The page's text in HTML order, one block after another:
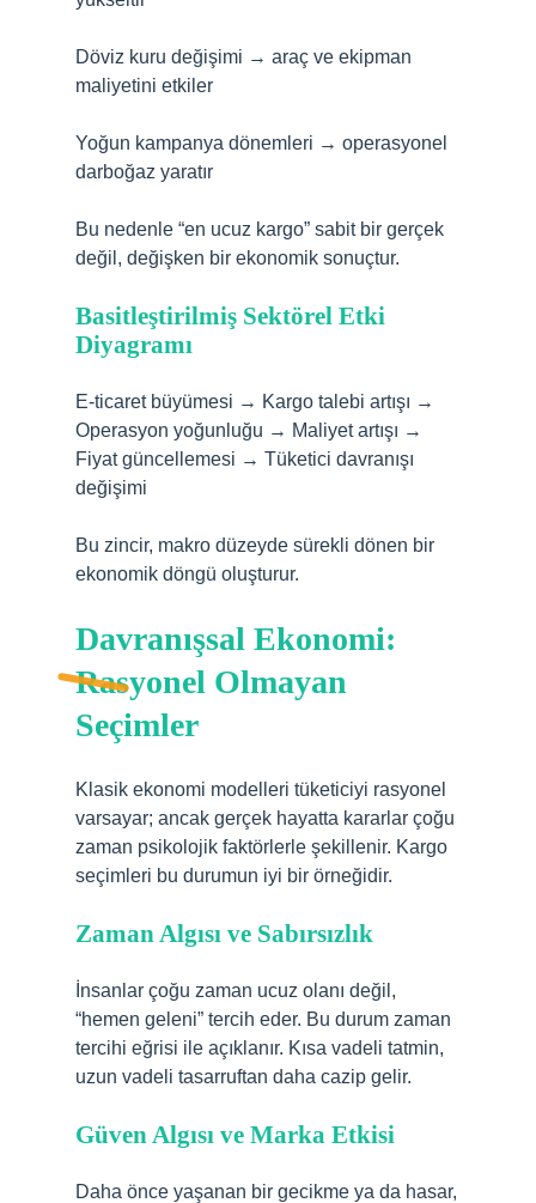
Döviz kuru değişimi → araç ve ekipman
maliyetini etkiler
Yoğun kampanya dönemleri → operasyonel
darboğaz yaratır
Bu nedenle “en ucuz kargo” sabit bir gerçek
değil, değişken bir ekonomik sonuçtur.
Basitleştirilmiş Sektörel Etki
Diyagramı
E-ticaret büyümesi → Kargo talebi artışı →
Operasyon yoğunluğu → Maliyet artışı →
Fiyat güncellemesi → Tüketici davranışı
değişimi
Bu zincir, makro düzeyde sürekli dönen bir
ekonomik döngü oluşturur.
Davranışsal Ekonomi:
Rasyonel Olmayan
Seçimler
Klasik ekonomi modelleri tüketiciyi rasyonel
varsayar; ancak gerçek hayatta kararlar çoğu
zaman psikolojik faktörlerle şekillenir. Kargo
seçimleri bu durumun iyi bir örneğidir.
Zaman Algısı ve Sabırsızlık
İnsanlar çoğu zaman ucuz olanı değil,
“hemen geleni” tercih eder. Bu durum zaman
tercihi eğrisi ile açıklanır. Kısa vadeli tatmin,
uzun vadeli tasarruftan daha cazip gelir.
Güven Algısı ve Marka Etkisi
Daha önce yaşanan bir gecikme ya da hasar,